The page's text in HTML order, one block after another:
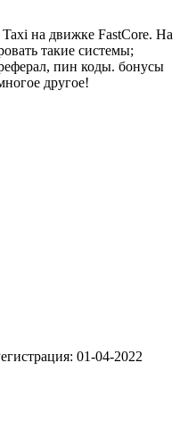
на движке FastCore. На
такие системы;
пин коды. бонусы
другое!
01-04-2022